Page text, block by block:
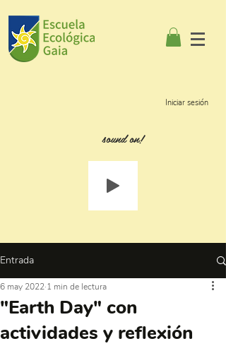
Iniciar sesión
sound on!
Entrada
"Earth Day" con
actividades y reflexión
6 may 2022 1 min de lectura